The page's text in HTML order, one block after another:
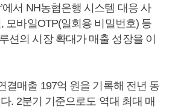
에서 NH농협은행 시스템 대응 사
모바일OTP(일회용 비밀번호) 등
션의 시장 확대가 매출 성장을 이
결매출 197억 원을 기록해 전년 동
. 2분기 기준으로도 역대 최대 매